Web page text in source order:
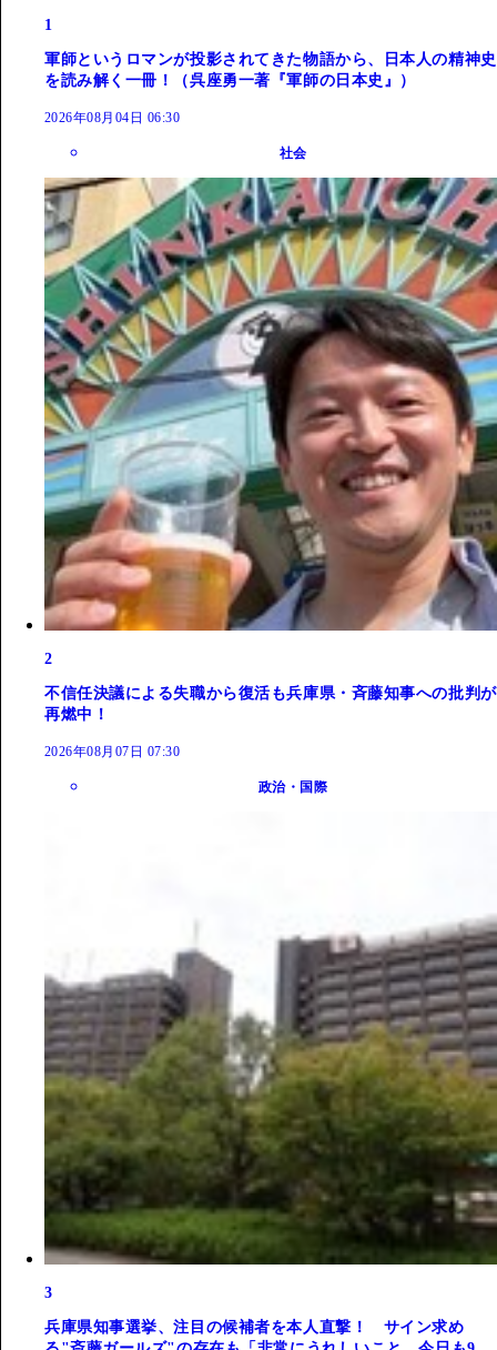
1
軍師というロマンが投影されてきた物語から、日本人の精神史
を読み解く一冊！（呉座勇一著『軍師の日本史』）
2026年08月04日 06:30
社会
2
不信任決議による失職から復活も兵庫県・斉藤知事への批判が
再燃中！
2026年08月07日 07:30
政治・国際
3
兵庫県知事選挙、注目の候補者を本人直撃！ サイン求め